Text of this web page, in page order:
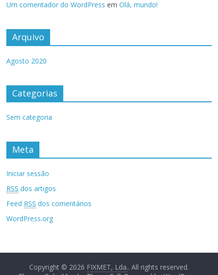
Um comentador do WordPress emOlá, mundo!
Arquivo
Agosto 2020
Categorias
Sem categoria
Meta
Iniciar sessão
RSS dos artigos
Feed RSS dos comentários
WordPress.org
Copyright © 2026 FIXMET, Lda.. All rights reserved.